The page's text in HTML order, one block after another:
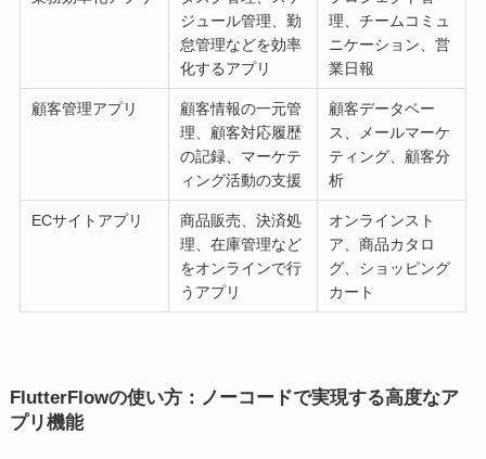
ジュール管理、勤
怠管理などを効率
化するアプリ
理、チームコミュ
ニケーション、営
業日報
顧客管理アプリ
顧客情報の一元管
理、顧客対応履歴
の記録、マーケテ
ィング活動の支援
顧客データベー
ス、メールマーケ
ティング、顧客分
析
ECサイトアプリ
商品販売、決済処
理、在庫管理など
をオンラインで行
うアプリ
オンラインスト
ア、商品カタロ
グ、ショッピング
カート
FlutterFlowの使い方：ノーコードで実現する高度なア
プリ機能